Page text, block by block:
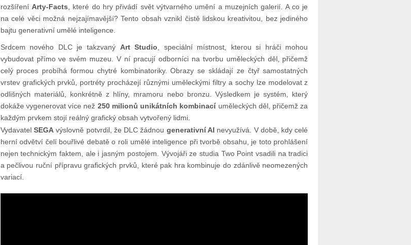
rozšířeníArty-Facts, které do hry přivádí svět výtvarného umění a muzejních galerií. A co je
na celé věci možná nejzajímavější? Tento obsah vznikl čistě lidskou kreativitou, bez jediného
bajtu generativní umělé inteligence.
Srdcem nového DLC je takzvaný Art Studio, speciální místnost, kterou si hráči mohou
vybudovat přímo ve svém muzeu. V ní pracují odborníci na tvorbu uměleckých děl, přičemž
celý proces probíhá formou chytré kombinatoriky. Obrazy se skládají ze čtyř samostatných
vrstev grafických prvků, portréty procházejí různými uměleckými filtry a sochy lze modelovat z
odlišných materiálů, konkrétně z hlíny, mramoru nebo bronzu. Výsledkem je systém, který
dokáže vygenerovat více než 250 milionů unikátních kombinacíuměleckých děl, přičemž za
každým prvkem stojí reálný grafický obsah vytvořený lidmi.
Vydavatel SEGAvýslovně potvrdil, že DLC žádnou generativní AI nevyužívá. V době, kdy celé
herní odvětví čelí bouřlivé debatě o roli umělé inteligence při tvorbě obsahu, je toto prohlášení
nejen technickým faktem, ale i jasným postojem. Vývojáři ze studia Two Point vsadili na tradici
a pečlivou ruční přípravu grafických prvků, které pak hra kombinuje do zdánlivě neomezených
variací.